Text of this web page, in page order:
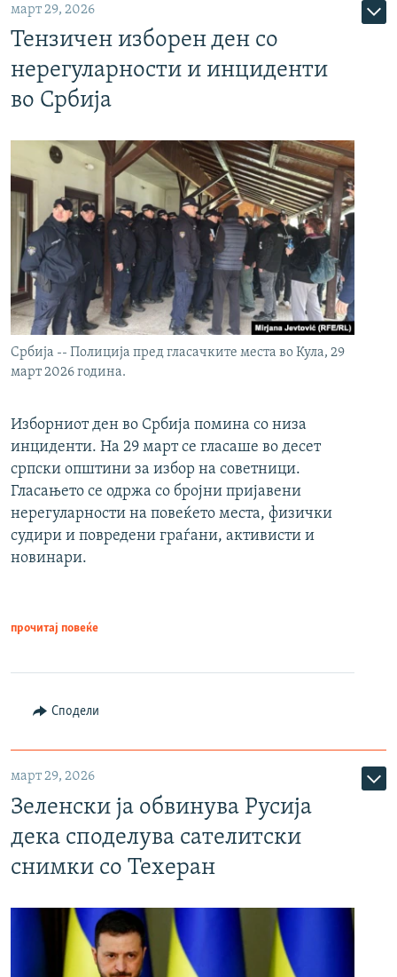
март 29, 2026
Тензичен изборен ден со
нерегуларности и инциденти
во Србија
Србија -- Полиција пред гласачките места во Кула, 29
март 2026 година.
Изборниот ден во Србија помина со низа
инциденти. На 29 март се гласаше во десет
српски општини за избор на советници.
Гласањето се одржа со бројни пријавени
нерегуларности на повеќето места, физички
судири и повредени граѓани, активисти и
новинари.
прочитај повеќе
Сподели
март 29, 2026
Зеленски ја обвинува Русија
дека споделува сателитски
снимки со Техеран